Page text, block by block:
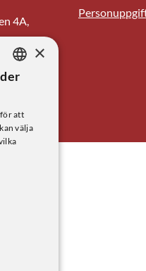
4A,
SWEDISH
×
att
välja